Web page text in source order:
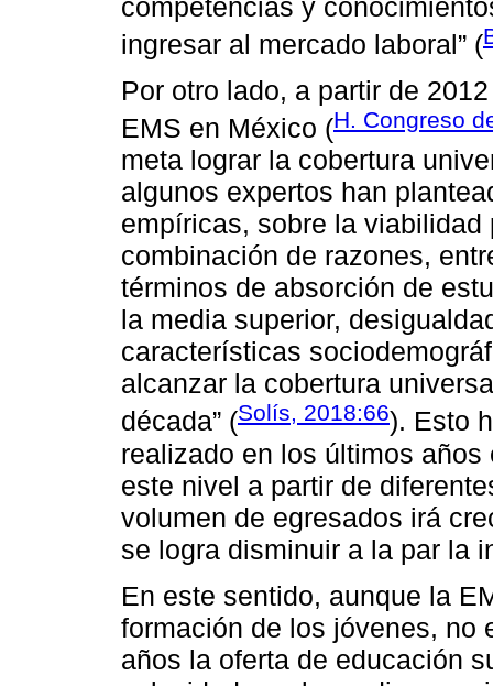
ingresar al mercado laboral” (
Por otro lado, a partir de
EMS en México (H. Congreso
meta lograr la cobertura
algunos expertos han
empíricas, sobre la
combinación de razones,
términos de absorción de
la media superior,
características
alcanzar la cobertura
década” (Solís, 2018:66). Esto
realizado en los últimos
este nivel a partir de
volumen de egresados irá
se logra disminuir a la par la
En este sentido, aunque la
formación de los jóvenes, no
años la oferta de educación